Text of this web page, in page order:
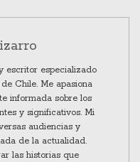
que
como lo son
escritor especializado
Chile. Me apasiona
informada sobre los
y significativos. Mi
audiencias y
de la actualidad.
las historias que